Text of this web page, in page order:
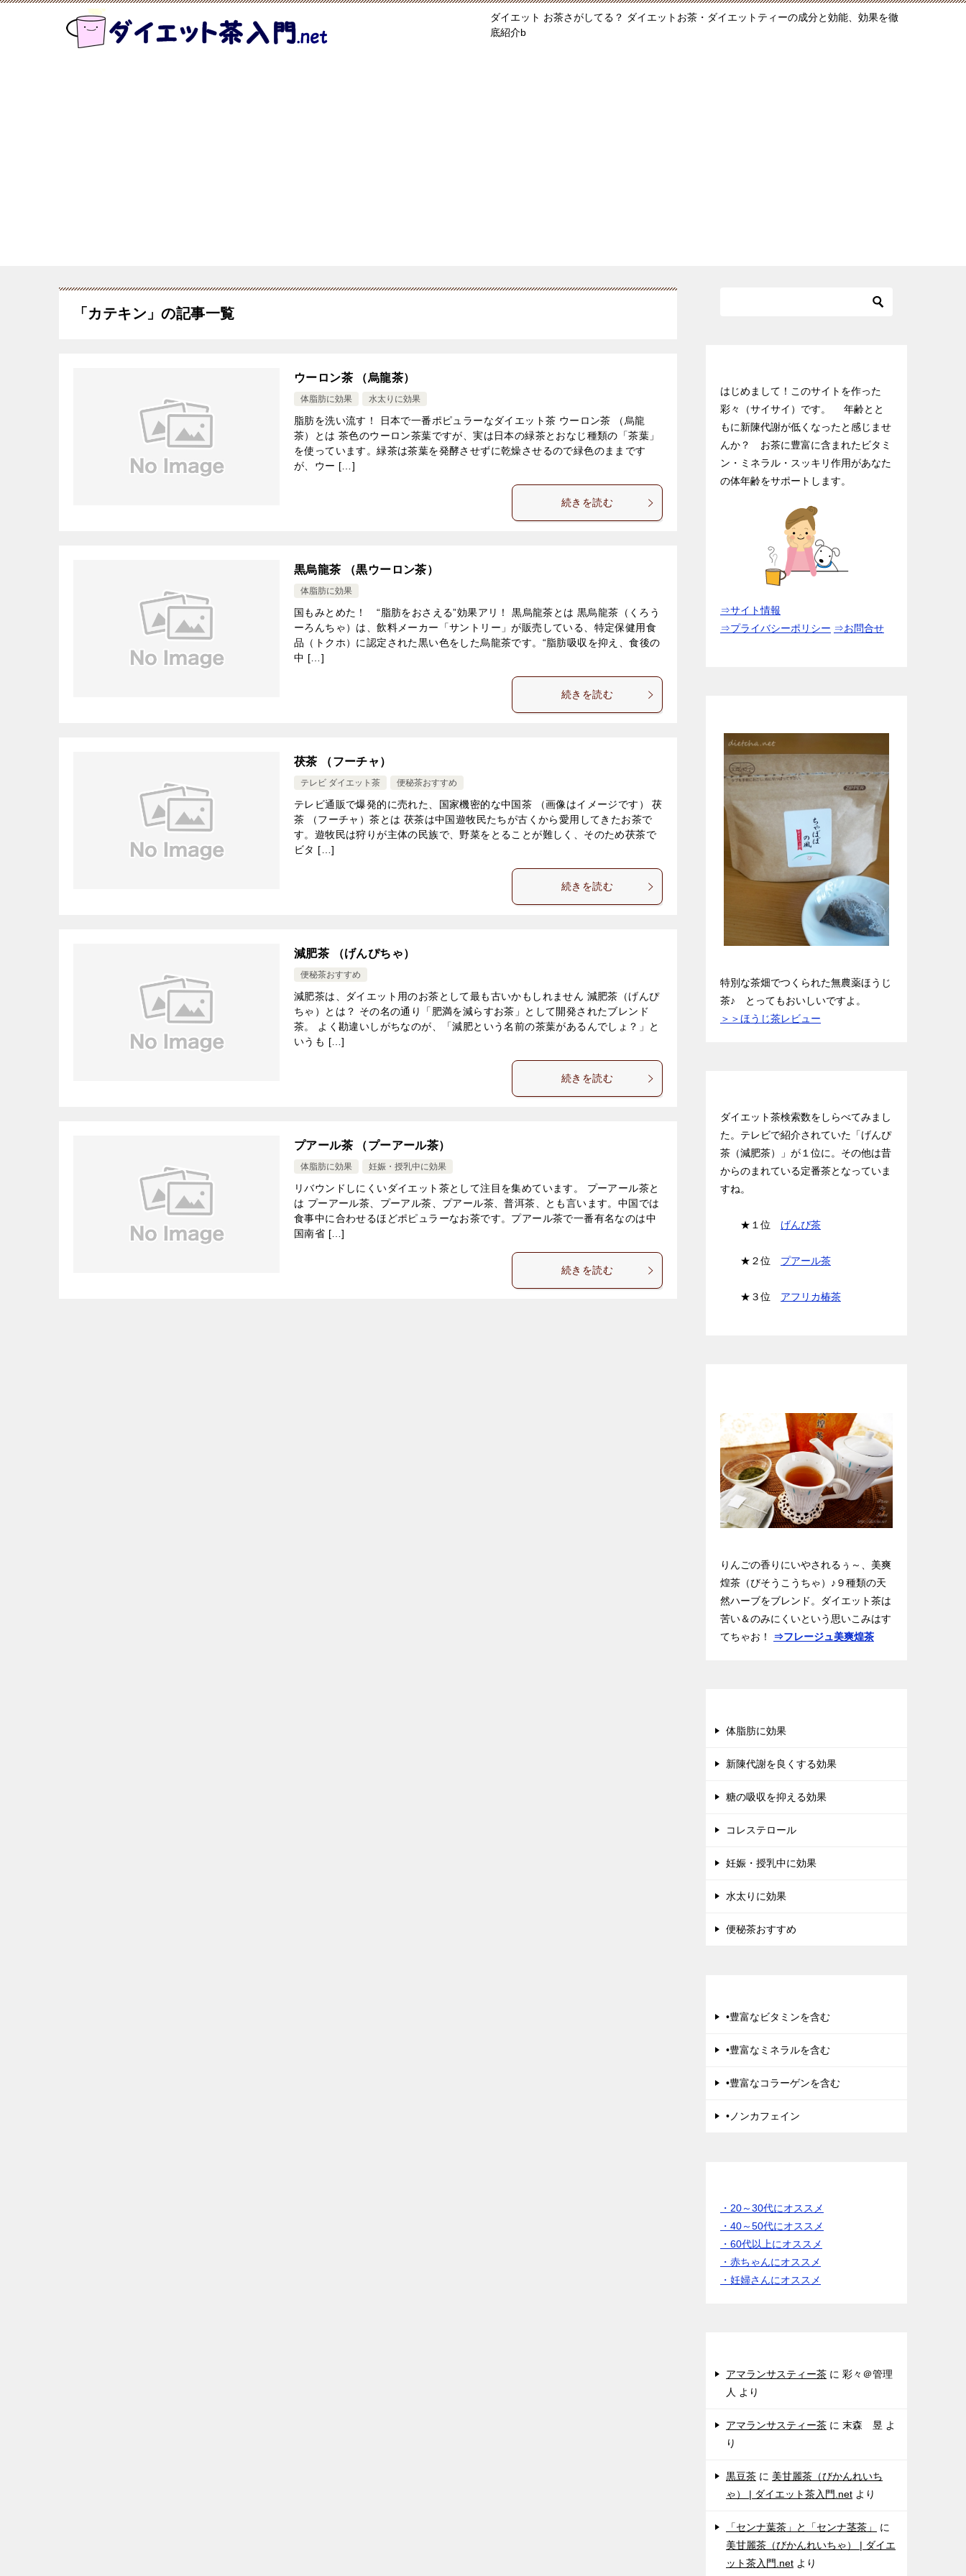
ダイエット お茶さがしてる？ ダイエットお茶・ダイエットティーの成分と効能、効果を徹
底紹介b
「カテキン」の記事一覧
ウーロン茶 （烏龍茶）
体脂肪に効果 水太りに効果
脂肪を洗い流す！ 日本で一番ポピュラーなダイエット茶 ウーロン茶 （烏龍
茶）とは 茶色のウーロン茶葉ですが、実は日本の緑茶とおなじ種類の「茶葉」
を使っています。緑茶は茶葉を発酵させずに乾燥させるので緑色のままです
が、ウー […]
続きを読む
黒烏龍茶 （黒ウーロン茶）
体脂肪に効果
国もみとめた！ “脂肪をおさえる”効果アリ！ 黒烏龍茶とは 黒烏龍茶（くろう
ーろんちゃ）は、飲料メーカー「サントリー」が販売している、特定保健用食
品（トクホ）に認定された黒い色をした烏龍茶です。“脂肪吸収を抑え、食後の
中 […]
続きを読む
茯茶 （フーチャ）
テレビ ダイエット茶 便秘茶おすすめ
テレビ通販で爆発的に売れた、国家機密的な中国茶 （画像はイメージです） 茯
茶 （フーチャ）茶とは 茯茶は中国遊牧民たちが古くから愛用してきたお茶で
す。遊牧民は狩りが主体の民族で、野菜をとることが難しく、そのため茯茶で
ビタ […]
続きを読む
減肥茶 （げんぴちゃ）
便秘茶おすすめ
減肥茶は、ダイエット用のお茶として最も古いかもしれません 減肥茶（げんぴ
ちゃ）とは？ その名の通り「肥満を減らすお茶」として開発されたブレンド
茶。 よく勘違いしがちなのが、「減肥という名前の茶葉があるんでしょ？」と
いうも […]
続きを読む
プアール茶 （プーアール茶）
体脂肪に効果 妊娠・授乳中に効果
リバウンドしにくいダイエット茶として注目を集めています。 プーアール茶と
は プーアール茶、プーアル茶、プアール茶、普洱茶、とも言います。中国では
食事中に合わせるほどポピュラーなお茶です。プアール茶で一番有名なのは中
国南省 […]
続きを読む
はじめまして！このサイトを作った
彩々（サイサイ）です。 年齢とと
もに新陳代謝が低くなったと感じませ
んか？ お茶に豊富に含まれたビタミ
ン・ミネラル・スッキリ作用があなた
の体年齢をサポートします。
⇒サイト情報
⇒プライバシーポリシー ⇒お問合せ
特別な茶畑でつくられた無農薬ほうじ
茶♪ とってもおいしいですよ。
＞＞ほうじ茶レビュー
ダイエット茶検索数をしらべてみまし
た。テレビで紹介されていた「げんぴ
茶（減肥茶）」が１位に。その他は昔
からのまれている定番茶となっていま
すね。
★１位 げんぴ茶
★２位 プアール茶
★３位 アフリカ椿茶
りんごの香りにいやされるぅ～、美爽
煌茶（びそうこうちゃ）♪９種類の天
然ハーブをブレンド。ダイエット茶は
苦い＆のみにくいという思いこみはす
てちゃお！ ⇒フレージュ美爽煌茶
体脂肪に効果
新陳代謝を良くする効果
糖の吸収を抑える効果
コレステロール
妊娠・授乳中に効果
水太りに効果
便秘茶おすすめ
•豊富なビタミンを含む
•豊富なミネラルを含む
•豊富なコラーゲンを含む
•ノンカフェイン
・20～30代にオススメ
・40～50代にオススメ
・60代以上にオススメ
・赤ちゃんにオススメ
・妊婦さんにオススメ
アマランサスティー茶 に 彩々＠管理
人 より
アマランサスティー茶 に 末森 昱 よ
り
黒豆茶 に 美甘麗茶（びかんれいち
ゃ） | ダイエット茶入門.net より
「センナ葉茶」と「センナ茎茶」
に
美甘麗茶（びかんれいちゃ） | ダイエ
ット茶入門.net より